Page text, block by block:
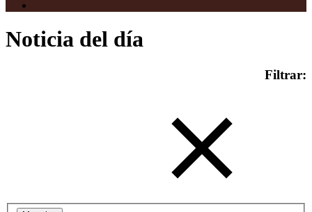
Noticia del día
Filtrar: